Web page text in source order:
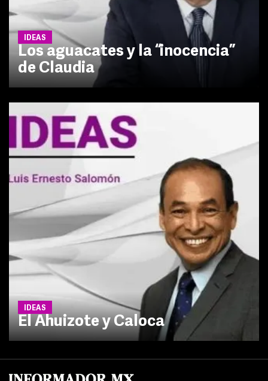
IDEAS
Los aguacates y la “inocencia”
de Claudia
IDEAS
El Ahuizote y Caloca